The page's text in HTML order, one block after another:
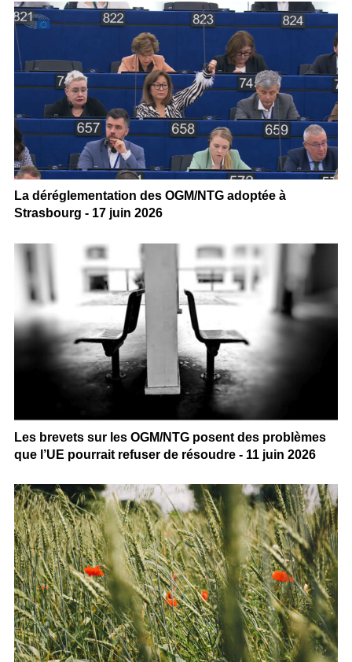
La déréglementation des OGM/NTG adoptée à
Strasbourg - 17 juin 2026
Les brevets sur les OGM/NTG posent des problèmes
que l’UE pourrait refuser de résoudre - 11 juin 2026